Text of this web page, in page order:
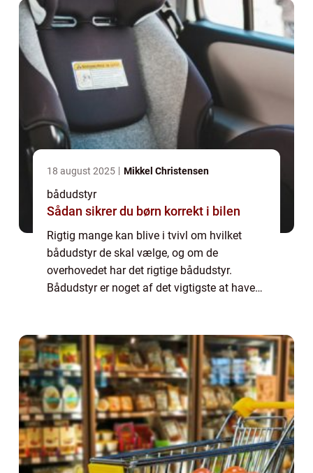
ufatteligt mang...
18 august 2025 Mikkel Christensen
bådudstyr
Sådan sikrer du børn korrekt i bilen
Rigtig mange kan blive i tvivl om hvilket
bådudstyr de skal vælge, og om de
overhovedet har det rigtige bådudstyr.
Bådudstyr er noget af det vigtigste at have
ufatteligt mang...